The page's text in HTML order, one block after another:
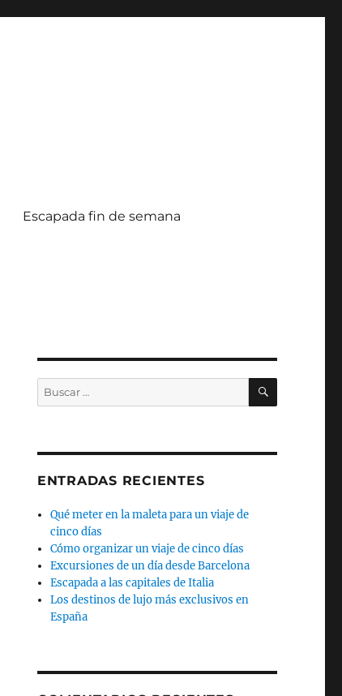
Escapada fin de semana
Buscar
por:
BUSCAR
ENTRADAS RECIENTES
Qué meter en la maleta para un viaje de
cinco días
Cómo organizar un viaje de cinco días
Excursiones de un día desde Barcelona
Escapada a las capitales de Italia
Los destinos de lujo más exclusivos en
España